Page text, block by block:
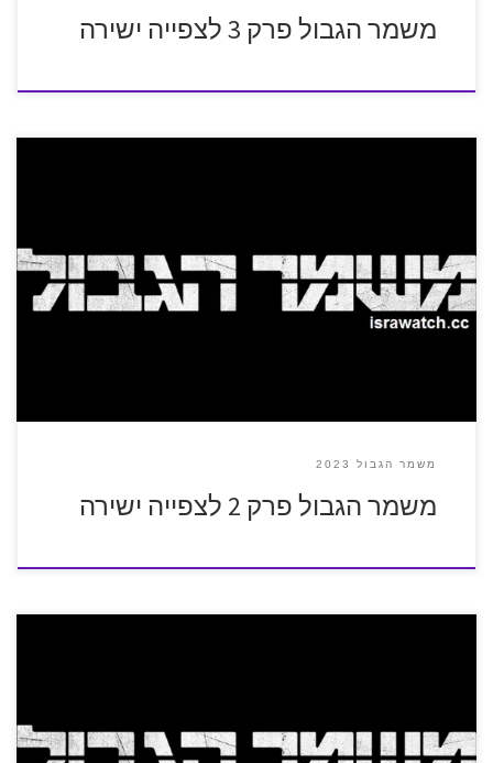
משמר הגבול פרק 3 לצפייה ישירה
משמר הגבול 2023
משמר הגבול פרק 2 לצפייה ישירה